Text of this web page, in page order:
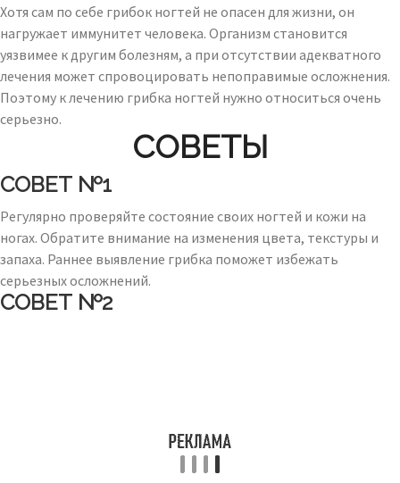
Хотя сам по себе грибок ногтей не опасен для жизни, он
нагружает иммунитет человека. Организм становится
уязвимее к другим болезням, а при отсутствии адекватного
лечения может спровоцировать непоправимые осложнения.
Поэтому к лечению грибка ногтей нужно относиться очень
серьезно.
СОВЕТЫ
СОВЕТ №1
Регулярно проверяйте состояние своих ногтей и кожи на
ногах. Обратите внимание на изменения цвета, текстуры и
запаха. Раннее выявление грибка поможет избежать
серьезных осложнений.
СОВЕТ №2